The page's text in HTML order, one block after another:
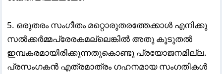
5. ഒരുതരം സംഗീതം മറ്റൊരുതരത്തേക്കാൾ എനിക്കു
സൽക്കർമ്മപ്രേരകമല്ലെങ്കിൽ അതു കൂടുതൽ
ഇമ്പകരമായിരിക്കുന്നതുകൊണ്ടു പ്രയോജനമില്ല.
പ്രസംഗകൻ എത്രമാത്രം ഗഹനമായ സംഗതികൾ